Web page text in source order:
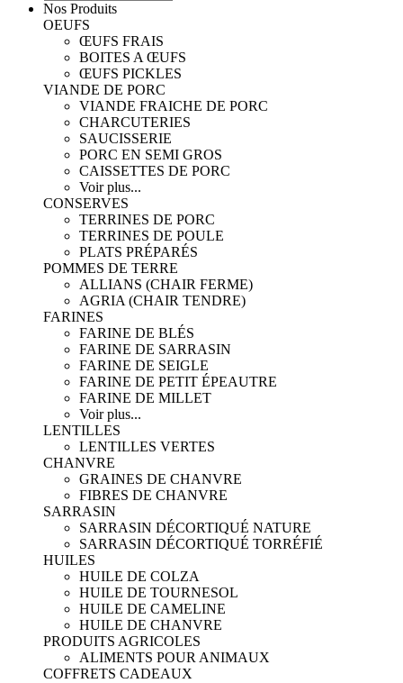
Nos Produits
OEUFS
ŒUFS FRAIS
BOITES A ŒUFS
ŒUFS PICKLES
VIANDE DE PORC
VIANDE FRAICHE DE PORC
CHARCUTERIES
SAUCISSERIE
PORC EN SEMI GROS
CAISSETTES DE PORC
Voir plus...
CONSERVES
TERRINES DE PORC
TERRINES DE POULE
PLATS PRÉPARÉS
POMMES DE TERRE
ALLIANS (CHAIR FERME)
AGRIA (CHAIR TENDRE)
FARINES
FARINE DE BLÉS
FARINE DE SARRASIN
FARINE DE SEIGLE
FARINE DE PETIT ÉPEAUTRE
FARINE DE MILLET
Voir plus...
LENTILLES
LENTILLES VERTES
CHANVRE
GRAINES DE CHANVRE
FIBRES DE CHANVRE
SARRASIN
SARRASIN DÉCORTIQUÉ NATURE
SARRASIN DÉCORTIQUÉ TORRÉFIÉ
HUILES
HUILE DE COLZA
HUILE DE TOURNESOL
HUILE DE CAMELINE
HUILE DE CHANVRE
PRODUITS AGRICOLES
ALIMENTS POUR ANIMAUX
COFFRETS CADEAUX